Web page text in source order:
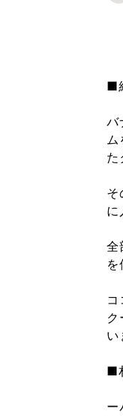
■
バ
ム
た
そ
に
全
を
コ
ク
い
■
ー